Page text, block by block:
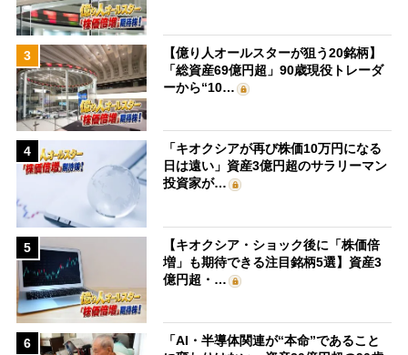
3
【億り人オールスターが狙う20銘柄】
「総資産69億円超」90歳現役トレーダ
ーから“10…
4
「キオクシアが再び株価10万円になる
日は遠い」資産3億円超のサラリーマン
投資家が…
5
【キオクシア・ショック後に「株価倍
増」も期待できる注目銘柄5選】資産3
億円超・…
6
「AI・半導体関連が“本命”であること